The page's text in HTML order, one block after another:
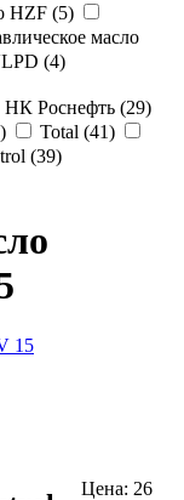
HZF (5)
масло
(4)
НК Роснефть (29)
Total (41)
(39)
Цена: 26